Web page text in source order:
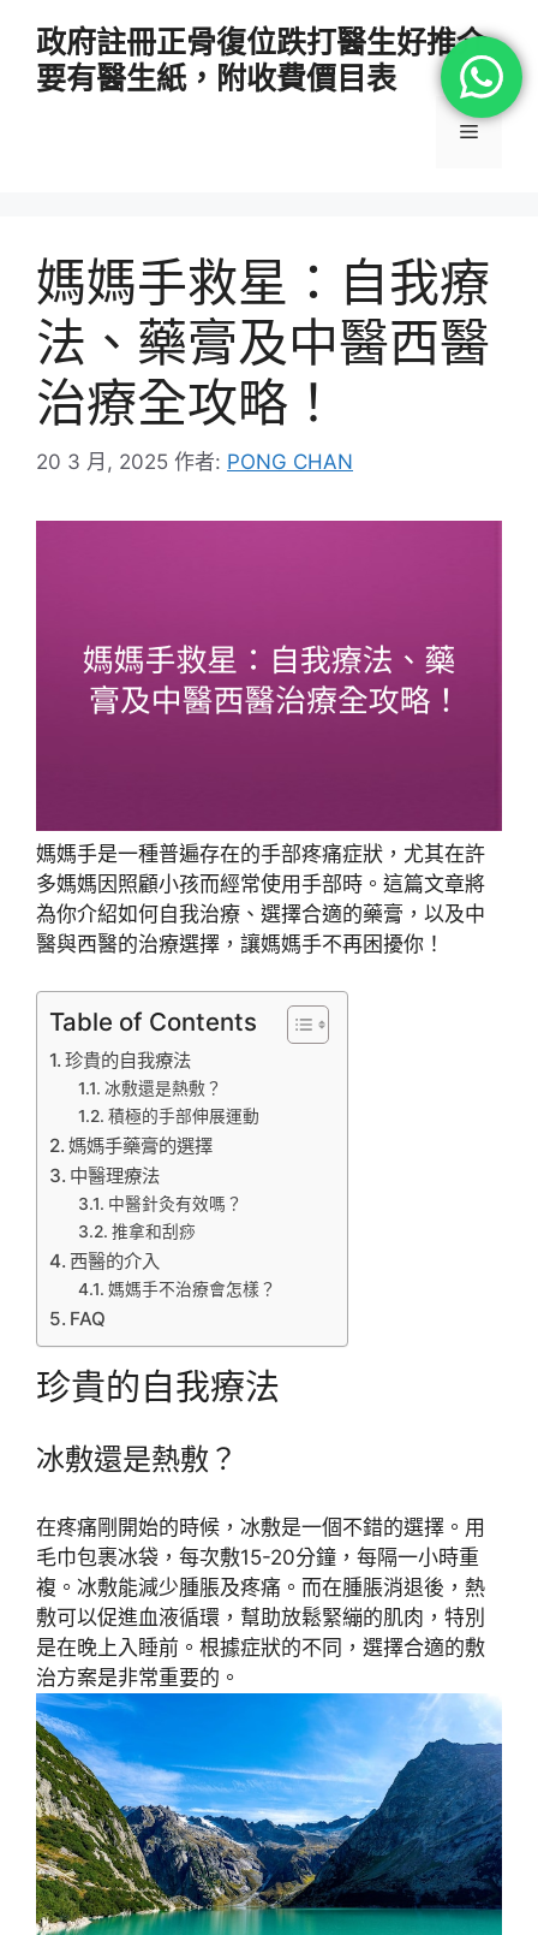
政府註冊正骨復位跌打醫生好推介
要有醫生紙，附收費價目表
選
媽媽手救星：自我療
法、藥膏及中醫西醫
治療全攻略！
20 3 月, 2025 作者: PONG CHAN
媽媽手是一種普遍存在的手部疼痛症狀，尤其在許
多媽媽因照顧小孩而經常使用手部時。這篇文章將
為你介紹如何自我治療、選擇合適的藥膏，以及中
醫與西醫的治療選擇，讓媽媽手不再困擾你！
Table of Contents
珍貴的自我療法
冰敷還是熱敷？
積極的手部伸展運動
媽媽手藥膏的選擇
中醫理療法
中醫針灸有效嗎？
推拿和刮痧
西醫的介入
媽媽手不治療會怎樣？
FAQ
珍貴的自我療法
冰敷還是熱敷？
在疼痛剛開始的時候，冰敷是一個不錯的選擇。用
毛巾包裹冰袋，每次敷15-20分鐘，每隔一小時重
複。冰敷能減少腫脹及疼痛。而在腫脹消退後，熱
敷可以促進血液循環，幫助放鬆緊繃的肌肉，特別
是在晚上入睡前。根據症狀的不同，選擇合適的敷
治方案是非常重要的。